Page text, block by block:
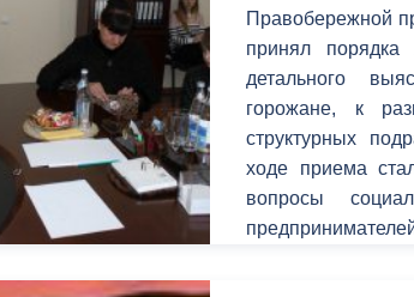
Правобережной
принял
детального
горожане, к
структурных
ходе приема
вопросы